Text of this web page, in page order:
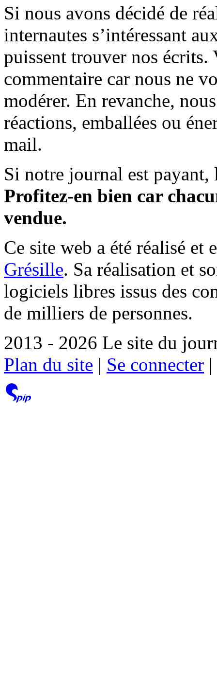
Si nous avons décidé de
internautes s’intéressant
puissent trouver nos écrits.
commentaire car nous ne
modérer. En revanche,
réactions, emballées ou
mail.
Si notre journal est payant,
Profitez-en bien car
vendue.
Ce site web a été réalisé et
Grésille. Sa réalisation et
logiciels libres issus des
de milliers de personnes.
2013 - 2026 Le site du
Plan du site | Se connecter |